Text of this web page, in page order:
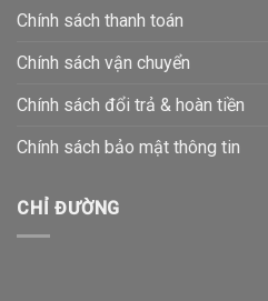
Chính sách thanh toán
Chính sách vận chuyển
Chính sách đổi trả & hoàn tiền
Chính sách bảo mật thông tin
CHỈ ĐƯỜNG